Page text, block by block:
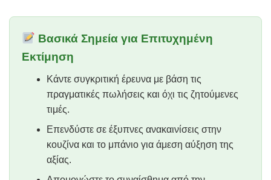
Βασικά Σημεία για Επιτυχημένη
Εκτίμηση
Κάντε συγκριτική έρευνα με βάση τις
πραγματικές πωλήσεις και όχι τις ζητούμενες
τιμές.
Επενδύστε σε έξυπνες ανακαινίσεις στην
κουζίνα και το μπάνιο για άμεση αύξηση της
αξίας.